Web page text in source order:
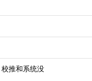
推和系统没